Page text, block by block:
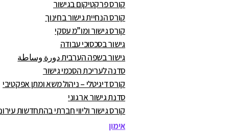
קורס פרקטיקום בגישור
קורס הנחיית גישור בחינוך
קורס גישור ומו”מ עסקי
גישור בסכסוכי עבודה
גישור בשפה הערבית دورة وساطة
סדנה לעריכת הסכמי גישור
קורס דיגיטלי – ניהול משא ומתן אפקטיבי
סדנת גישור ארגוני
קורס גישור וליווי חברתי בהתחדשות
אימון